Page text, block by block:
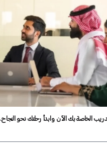
الخاصة بك الآن وابدأ رحلتك نحو النجاح.